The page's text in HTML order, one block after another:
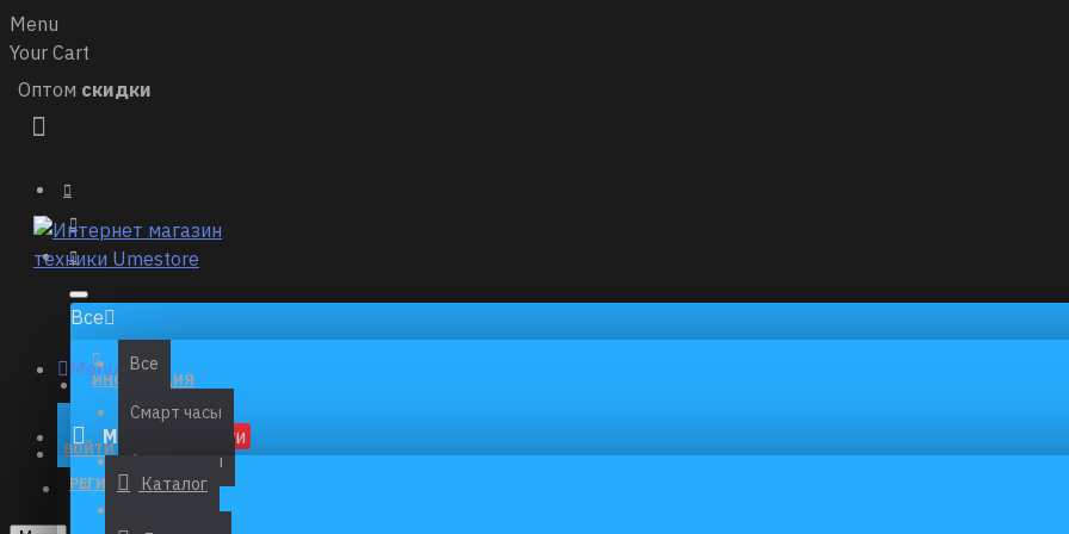
Menu
Your Cart
Оптом скидки
Все
Все
Cмарт часы
Аксессуары
ИНСТРУКЦИЯ
КОНТАКТЫ
Menu
Меню Новинки
Каталог
ВОЙТИ
РЕГИСТРАЦИЯ